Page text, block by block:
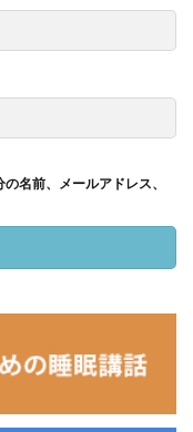
名前、メールアドレス、